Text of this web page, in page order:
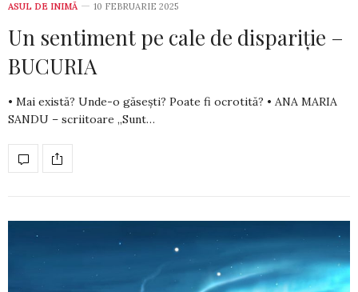
ASUL DE INIMĂ 10 FEBRUARIE 2025
Un sentiment pe cale de dispariție –
BUCURIA
• Mai există? Unde-o găsești? Poate fi ocrotită? • ANA MARIA
SANDU – scriitoare „Sunt…